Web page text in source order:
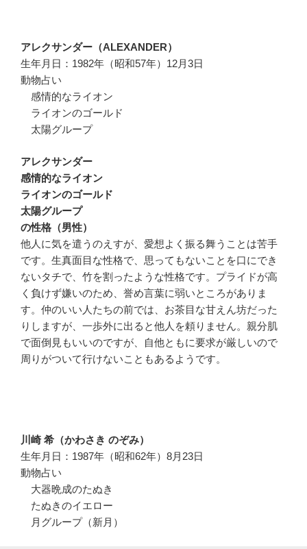
アレクサンダー（ALEXANDER）
生年月日：1982年（昭和57年）12月3日
動物占い
感情的なライオン
ライオンのゴールド
太陽グループ
アレクサンダー
感情的なライオン
ライオンのゴールド
太陽グループ
の性格（男性）
他人に気を遣うのえすが、愛想よく振る舞うことは苦手
です。生真面目な性格で、思ってもないことを口にでき
ないタチで、竹を割ったような性格です。プライドが高
く負けず嫌いのため、誉め言葉に弱いところがありま
す。仲のいい人たちの前では、お茶目な甘えん坊だった
りしますが、一歩外に出ると他人を頼りません。親分肌
で面倒見もいいのですが、自他ともに要求が厳しいので
周りがついて行けないこともあるようです。
川崎 希（かわさき のぞみ）
生年月日：1987年（昭和62年）8月23日
動物占い
大器晩成のたぬき
たぬきのイエロー
月グループ（新月）